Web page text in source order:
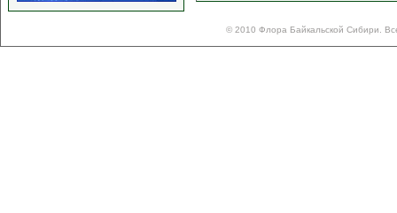
© 2010 Флора Байкальской Сибири.